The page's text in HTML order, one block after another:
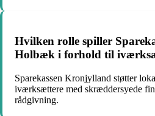
Hvilken rolle spiller
Holbæk i forhold til
Sparekassen Kronjylland støtter
iværksættere med skræddersyede
rådgivning.